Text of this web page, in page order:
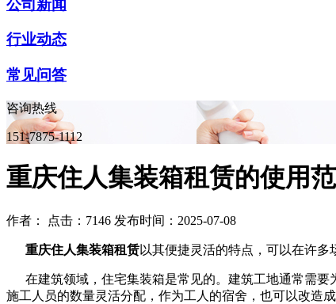
公司新闻
行业动态
常见问答
咨询热线
151-7875-1112
重庆住人集装箱租赁的使用
作者： 点击：7146 发布时间：2025-07-08
重庆住人集装箱租赁以其便捷灵活的特点，可以在许多
在建筑领域，住宅集装箱是常见的。建筑工地通常需要
施工人员的数量灵活分配，作为工人的宿舍，也可以改造